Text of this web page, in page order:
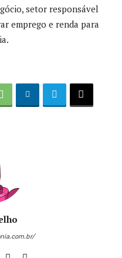
setor responsável
emprego e renda para